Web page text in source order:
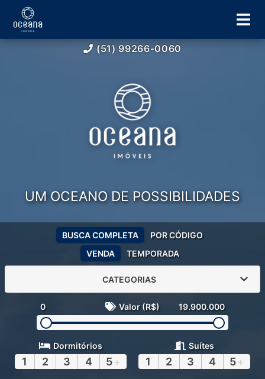
(51) 99266-0060
UM OCEANO DE POSSIBILIDADES
VENDA TEMPORADA
BUSCA COMPLETA POR CÓDIGO
CATEGORIAS
0 Valor (R$) 19.900.000
Dormitórios
1 2 3 4 5+
Suítes
1 2 3 4 5+